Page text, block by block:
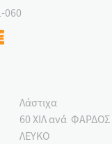
060
Λάστιχα
60 ΧΙΛ ανά ΦΑΡΔΟΣ
ΛΕΥΚΟ